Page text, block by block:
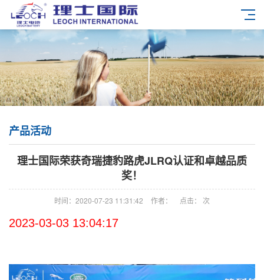
产品活动
理士国际荣获奇瑞捷豹路虎JLRQ认证和卓越品质
奖！
时间：2020-07-23 11:31:42 作者： 点击： 次
2023-03-03 13:04:17